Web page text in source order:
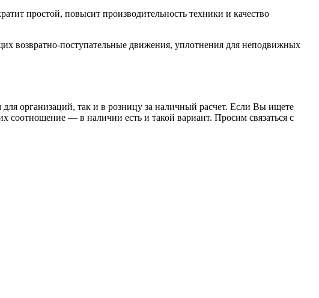
простой, повысит производительность техники и качество
возвратно-поступательные движения, уплотнения для неподвижных
организаций, так и в розницу за наличный расчет. Если Вы ищете
— в наличии есть и такой вариант. Просим связаться с